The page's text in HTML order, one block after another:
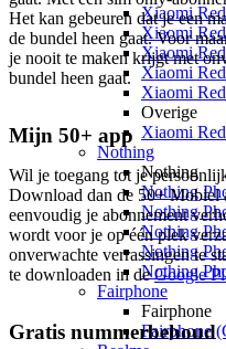
Xiaomi
Xiaomi
Xiaomi
Xiaomi
Xiaomi
Overige
Xiaomi
Nothing
Nothing
Nothing
Nothing
Nothing
Nothing
Nothing
Fairphone
Fairphone
Fairphone
Het kan gebeuren dat je een
de bundel heen gaat. Voor
je nooit te maken krijgt met
bundel heen gaat.
Mijn 50+ app
Wil je toegang tot je
Download dan de 50+ Mobiel
eenvoudig je abonnement
wordt voor je op één plek
onverwachte verrassingen te
te downloaden in de Google
Gratis nummerbehoud